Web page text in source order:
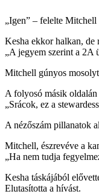
„Igen” – felelte Mitchell
Kesha ekkor halkan, de
„A jegyem szerint a 2A
Mitchell gúnyos
A folyosó másik
„Srácok, ez a
A nézőszám pillanatok
Mitchell, észrevéve a
„Ha nem tudja
Kesha táskájából
Elutasította a hívást.